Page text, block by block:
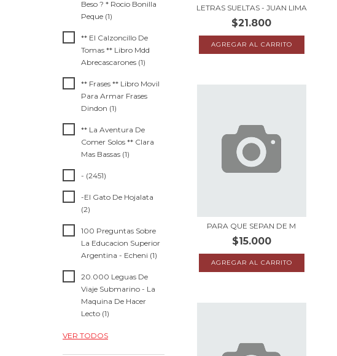
Beso ? * Rocio Bonilla
Peque (1)
** El Calzoncillo De
Tomas ** Libro Mdd
Abrecascarones (1)
** Frases ** Libro Movil
Para Armar Frases
Dindon (1)
** La Aventura De
Comer Solos ** Clara
Mas Bassas (1)
- (2451)
-El Gato De Hojalata
(2)
100 Preguntas Sobre
La Educacion Superior
Argentina - Echeni (1)
20.000 Leguas De
Viaje Submarino - La
Maquina De Hacer
Lecto (1)
VER TODOS
LETRAS SUELTAS - JUAN LIMA
$21.800
PARA QUE SEPAN DE M
$15.000